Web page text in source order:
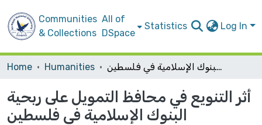
Communities
& Collections
All of
DSpace
Statistics Log In
Home Humanities أثر التنويع في محافظ التمويل على ربحية البنوك الإسلامية في فلسطين
أثر التنويع في محافظ التمويل على ربحية
البنوك الإسلامية في فلسطين